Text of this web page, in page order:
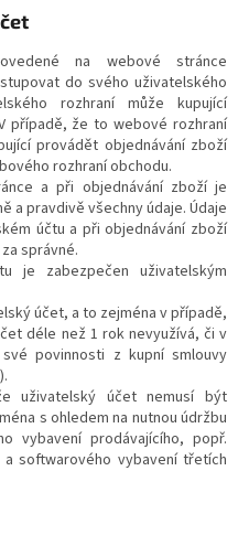
na webové stránce
do svého uživatelského
rozhraní může kupující
případě, že to webové rozhraní
provádět objednávání zboží
rozhraní obchodu.
a při objednávání zboží je
a pravdivě všechny údaje. Údaje
účtu a při objednávání zboží
správné.
je zabezpečen uživatelským
účet, a to zejména v případě,
déle než 1 rok nevyužívá, či v
povinnosti z kupní smlouvy
uživatelský účet nemusí být
s ohledem na nutnou údržbu
vybavení prodávajícího, popř.
softwarového vybavení třetích